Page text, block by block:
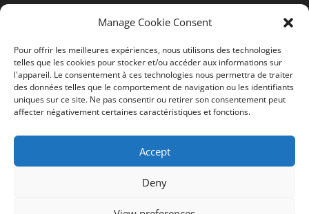
Manage Cookie Consent
Pour offrir les meilleures expériences, nous utilisons des technologies
telles que les cookies pour stocker et/ou accéder aux informations sur
l'appareil. Le consentement à ces technologies nous permettra de traiter
des données telles que le comportement de navigation ou les identifiants
uniques sur ce site. Ne pas consentir ou retirer son consentement peut
affecter négativement certaines caractéristiques et fonctions.
Accept
Deny
Boutique
Mon compte
Contact
Liens utiles
Ce site utilise des cookies pour améliorer votre
expérience. En cliquant sur “ACCEPTER”, vous consentez à
l'utilisation de tous les cookies. Vous pouvez suivre le lien